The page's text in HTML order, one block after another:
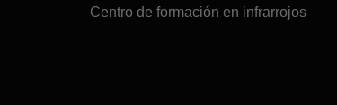
Centro de formación en infrarrojos